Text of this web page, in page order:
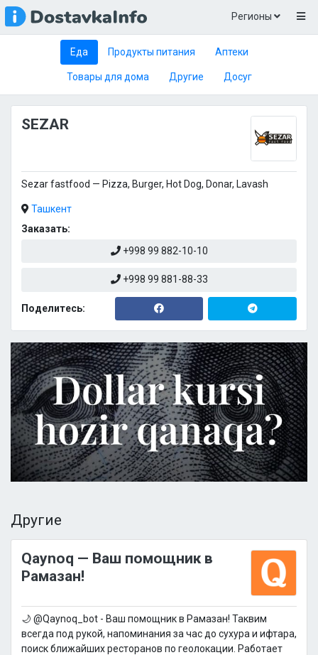
Регионы
Еда Продукты питания Аптеки
Товары для дома Другие Досуг
SEZAR
Sezar fastfood — Pizza, Burger, Hot Dog, Donar, Lavash
Ташкент
Заказать:
+998 99 882-10-10
+998 99 881-88-33
Поделитесь:
Другие
Qaynoq — Ваш помощник в
Рамазан!
🌙 @Qaynoq_bot - Ваш помощник в Рамазан! Таквим
всегда под рукой, напоминания за час до сухура и ифтара,
поиск ближайших ресторанов по геолокации. Работает